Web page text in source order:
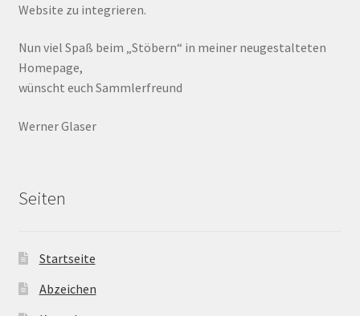
Website zu integrieren.
Nun viel Spaß beim „Stöbern“ in meiner neugestalteten
Homepage,
wünscht euch Sammlerfreund
Werner Glaser
Seiten
Startseite
Abzeichen